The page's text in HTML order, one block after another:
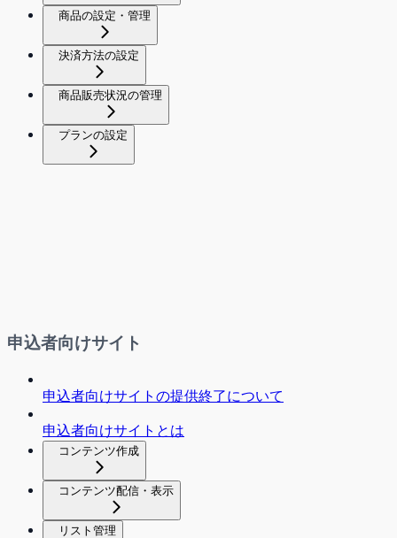
商品の設定・管理
決済方法の設定
商品販売状況の管理
プランの設定
申込者向けサイト
申込者向けサイトの提供終了について
申込者向けサイトとは
コンテンツ作成
コンテンツ配信・表示
リスト管理